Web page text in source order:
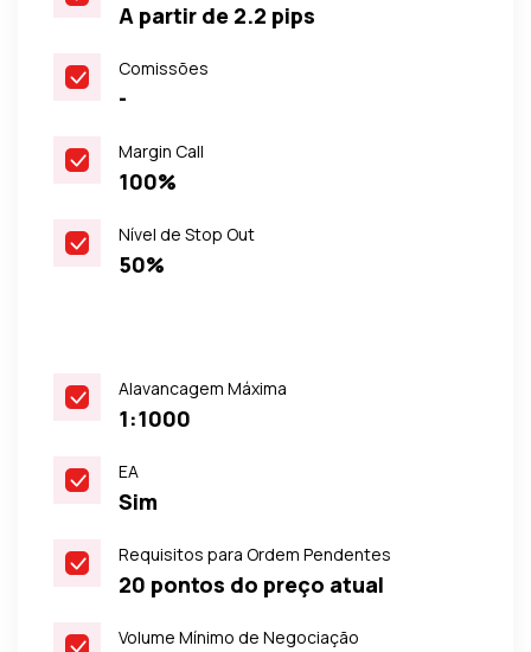
A partir de 2.2 pips
Comissões
-
Margin Call
100%
Nível de Stop Out
50%
Alavancagem Máxima
1:1000
EA
Sim
Requisitos para Ordem Pendentes
20 pontos do preço atual
Volume Mínimo de Negociação